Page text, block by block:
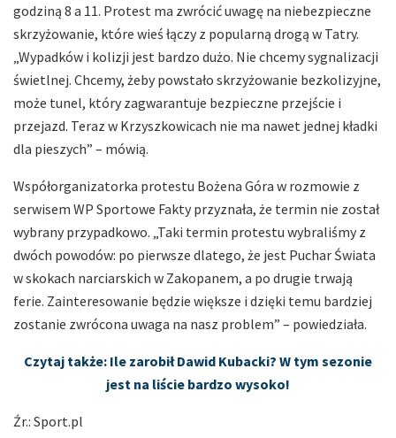
godziną 8 a 11. Protest ma zwrócić uwagę na niebezpieczne
skrzyżowanie, które wieś łączy z popularną drogą w Tatry.
„Wypadków i kolizji jest bardzo dużo. Nie chcemy sygnalizacji
świetlnej. Chcemy, żeby powstało skrzyżowanie bezkolizyjne,
może tunel, który zagwarantuje bezpieczne przejście i
przejazd. Teraz w Krzyszkowicach nie ma nawet jednej kładki
dla pieszych” – mówią.
Współorganizatorka protestu Bożena Góra w rozmowie z
serwisem WP Sportowe Fakty przyznała, że termin nie został
wybrany przypadkowo. „Taki termin protestu wybraliśmy z
dwóch powodów: po pierwsze dlatego, że jest Puchar Świata
w skokach narciarskich w Zakopanem, a po drugie trwają
ferie. Zainteresowanie będzie większe i dzięki temu bardziej
zostanie zwrócona uwaga na nasz problem” – powiedziała.
Czytaj także: Ile zarobił Dawid Kubacki? W tym sezonie
jest na liście bardzo wysoko!
Źr.: Sport.pl